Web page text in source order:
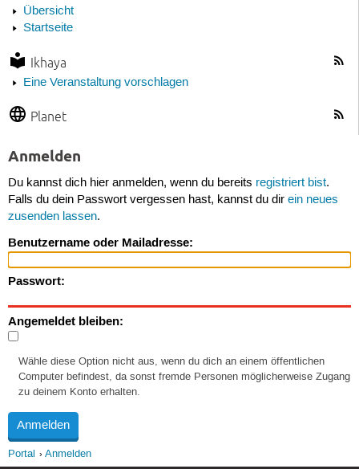
Übersicht
Startseite
Ikhaya
Eine Veranstaltung vorschlagen
Planet
Anmelden
Du kannst dich hier anmelden, wenn du bereits registriert bist.
Falls du dein Passwort vergessen hast, kannst du dir ein neues
zusenden lassen.
Benutzername oder Mailadresse:
Passwort:
Angemeldet bleiben:
Wähle diese Option nicht aus, wenn du dich an einem öffentlichen
Computer befindest, da sonst fremde Personen möglicherweise Zugang
zu deinem Konto erhalten.
Portal Anmelden